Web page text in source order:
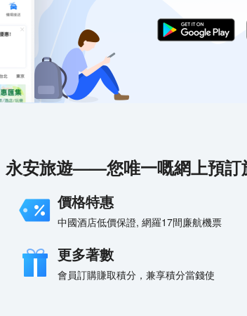
永安旅遊——您唯一嘅網上預訂
價格特惠
中國酒店低價保證, 網羅17間廉航機票
更多著數
會員訂購賺取積分，兼享積分當錢使